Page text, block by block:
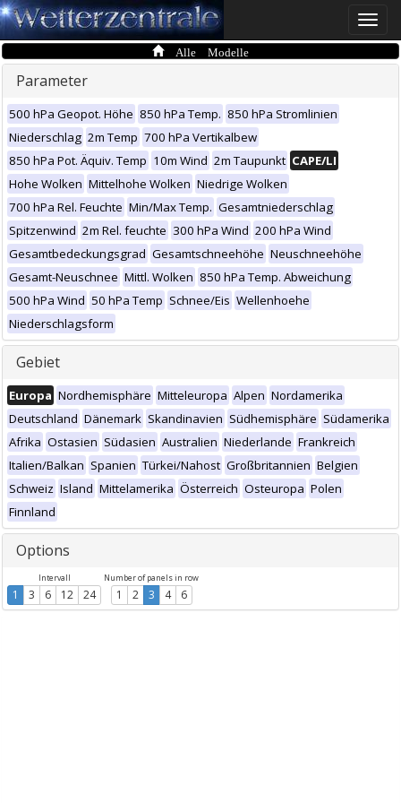
Toggle
Alle Modelle
Parameter
500 hPa Geopot. Höhe 850 hPa Temp. 850 hPa Stromlinien
Niederschlag 2m Temp 700 hPa Vertikalbew
850 hPa Pot. Äquiv. Temp 10m Wind 2m Taupunkt CAPE/LI
Hohe Wolken Mittelhohe Wolken Niedrige Wolken
700 hPa Rel. Feuchte Min/Max Temp. Gesamtniederschlag
Spitzenwind 2m Rel. feuchte 300 hPa Wind 200 hPa Wind
Gesamtbedeckungsgrad Gesamtschneehöhe Neuschneehöhe
Gesamt-Neuschnee Mittl. Wolken 850 hPa Temp. Abweichung
500 hPa Wind 50 hPa Temp Schnee/Eis Wellenhoehe
Niederschlagsform
Gebiet
Europa Nordhemisphäre Mitteleuropa Alpen Nordamerika
Deutschland Dänemark Skandinavien Südhemisphäre Südamerika
Afrika Ostasien Südasien Australien Niederlande Frankreich
Italien/Balkan Spanien Türkei/Nahost Großbritannien Belgien
Schweiz Island Mittelamerika Österreich Osteuropa Polen
Finnland
Options
Intervall
1 3 6 12 24
Number of panels in row
1 2 3 4 6